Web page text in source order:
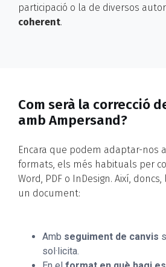
participació o la de diversos
coherent.
Com serà la correcció
amb Ampersand?
Encara que podem adaptar-nos
formats, els més habituals per
Word, PDF o InDesign. Així,
un document:
Amb seguiment de canvis
sol·licita.